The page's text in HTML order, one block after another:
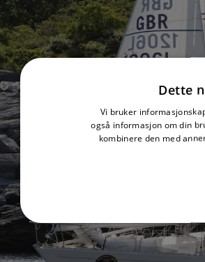
Dette
Vi bruker
også informasjon om din
kombinere den med